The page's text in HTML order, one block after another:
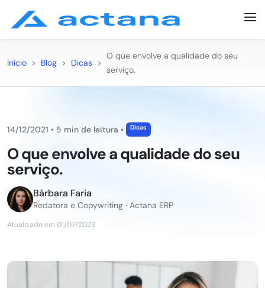
Início > Blog > Dicas >
O que envolve a qualidade do seu
serviço.
14/12/2021 • 5 min de leitura • Dicas
O que envolve a qualidade do seu
serviço.
Bárbara Faria
Redatora e Copywriting · Actana ERP
Atualizado em 01/07/2023